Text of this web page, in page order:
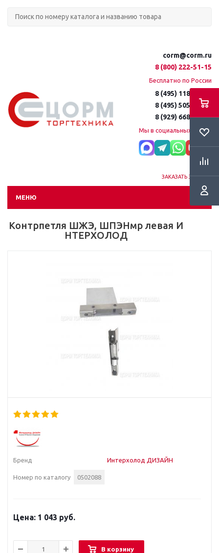
corm@corm.ru
8 (800) 222-51-15
Бесплатно по России
8 (495) 118-61-16
8 (495) 505-51-15
8 (929) 668-95-35
Мы в социальных сетях:
ЗАКАЗАТЬ ЗВОНОК
МЕНЮ
Контрпетля ШЖЭ, ШПЭНмр левая И
НТЕРХОЛОД
Бренд Интерхолод ДИЗАЙН
Номер по каталогу 0502088
1 043 руб.
В корзину